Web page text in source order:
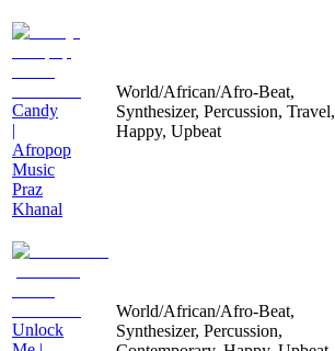
Candy
|
Afropop
Music
Praz
Khanal
World/African/Afro-Beat,
Synthesizer, Percussion, Travel,
Happy, Upbeat
Unlock
World/African/Afro-Beat,
Synthesizer, Percussion,